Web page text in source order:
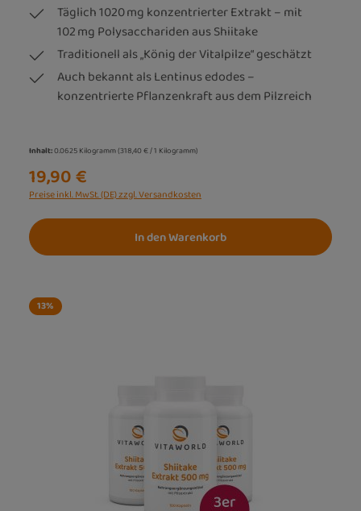
Täglich 1020 mg konzentrierter Extrakt – mit
102 mg Polysacchariden aus Shiitake
Traditionell als „König der Vitalpilze“ geschätzt
Auch bekannt als Lentinus edodes –
konzentrierte Pflanzenkraft aus dem Pilzreich
Inhalt:0.0625 Kilogramm(318,40 € / 1 Kilogramm)
19,90 €
Preise inkl. MwSt. (DE) zzgl. Versandkosten
In den Warenkorb
13%